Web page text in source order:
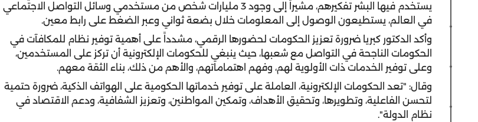
يستخدم فيها البشر تفكيرهم، مشيراً إلى وجود 3 مليارات شخص من مستخدمي وسائل التواصل الاجتماعي
في العالم، يستطيعون الوصول إلى المعلومات خلال بضعة ثواني وعبر الضغط على رابط معين.
وأكد الدكتور كبريا ضرورة تعزيز الحكومات لحضورها الرقمي، مشدداً على أهمية توفير نظام للمكافآت في
الحكومات الناجحة في التواصل مع شعبها، حيث ينبغي للحكومات الإلكترونية أن تركز على المستخدمين،
وعلى توفير الخدمات ذات الأولوية لهم، وفهم اهتماماتهم، والأهم من ذلك، بناء الثقة معهم.
وقال: "تعد الحكومات الإلكترونية، العاملة على توفير خدماتها الحكومية على الهواتف الذكية، ضرورة حتمية
لتحسن الفاعلية، وتطويرها، وتحقيق الأهداف، وتمكين المواطنين، وتعزيز الشفافية، ودعم الاقتصاد في
نظام الدولة".